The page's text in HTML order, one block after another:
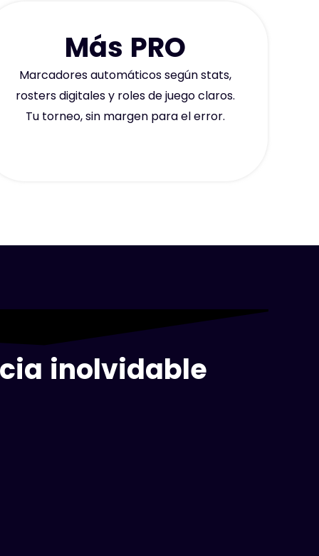
Más PRO
Marcadores automáticos según stats,
rosters digitales y roles de juego claros.
Tu torneo, sin margen para el error.
inolvidable